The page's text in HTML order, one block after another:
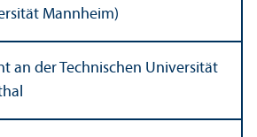
Mannheim)
an der Technischen Universität